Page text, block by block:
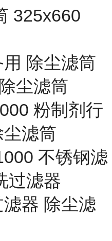
325x660
除尘滤筒
尘滤筒
粉制剂行
滤筒
不锈钢滤
过滤器
器 除尘滤